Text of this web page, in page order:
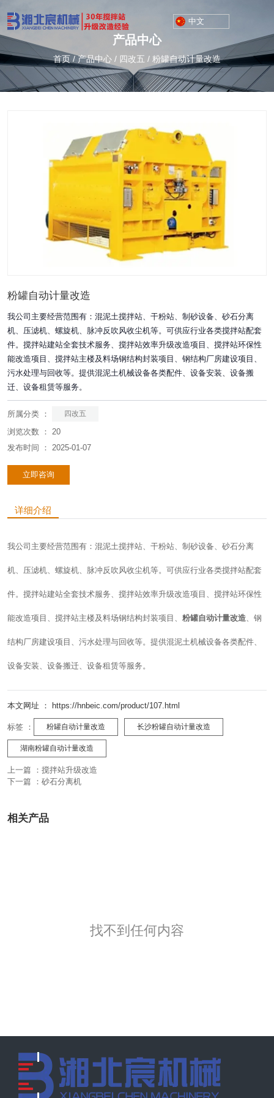
中文
产品中心
首页 /产品中心 / 四改五 / 粉罐自动计量改造
粉罐自动计量改造
我公司主要经营范围有：混泥土搅拌站、干粉站、制砂设备、砂石分离
机、压滤机、螺旋机、脉冲反吹风收尘机等。可供应行业各类搅拌站配套
件。搅拌站建站全套技术服务、搅拌站效率升级改造项目、搅拌站环保性
能改造项目、搅拌站主楼及料场钢结构封装项目、钢结构厂房建设项目、
污水处理与回收等。提供混泥土机械设备各类配件、设备安装、设备搬
迁、设备租赁等服务。
所属分类 ： 四改五
浏览次数 ： 20
发布时间 ： 2025-01-07
立即咨询
详细介绍
我公司主要经营范围有：混泥土搅拌站、干粉站、制砂设备、砂石分离
机、压滤机、螺旋机、脉冲反吹风收尘机等。可供应行业各类搅拌站配套
件。搅拌站建站全套技术服务、搅拌站效率升级改造项目、搅拌站环保性
能改造项目、搅拌站主楼及料场钢结构封装项目、 粉罐自动计量改造、钢
结构厂房建设项目、污水处理与回收等。提供混泥土机械设备各类配件、
设备安装、设备搬迁、设备租赁等服务。
本文网址 ： https://hnbeic.com/product/107.html
标签 ： 粉罐自动计量改造 长沙粉罐自动计量改造
湖南粉罐自动计量改造
上一篇 ： 搅拌站升级改造
下一篇 ： 砂石分离机
相关产品
找不到任何内容